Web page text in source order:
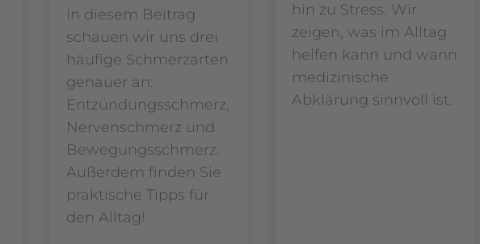
In diesem Beitrag
schauen wir uns drei
häufige Schmerzarten
genauer an:
Entzündungsschmerz,
Nervenschmerz und
Bewegungsschmerz.
Außerdem finden Sie
praktische Tipps für
den Alltag!
hin zu Stress. Wir
zeigen, was im Alltag
helfen kann und wann
medizinische
Abklärung sinnvoll ist.